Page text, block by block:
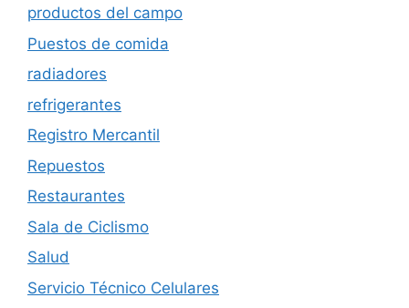
productos del campo
Puestos de comida
radiadores
refrigerantes
Registro Mercantil
Repuestos
Restaurantes
Sala de Ciclismo
Salud
Servicio Técnico Celulares